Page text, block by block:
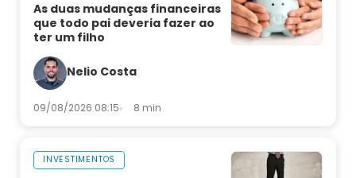
As duas mudanças financeiras
que todo pai deveria fazer ao
ter um filho
Nelio Costa
09/08/2026 08:15 8 min
INVESTIMENTOS